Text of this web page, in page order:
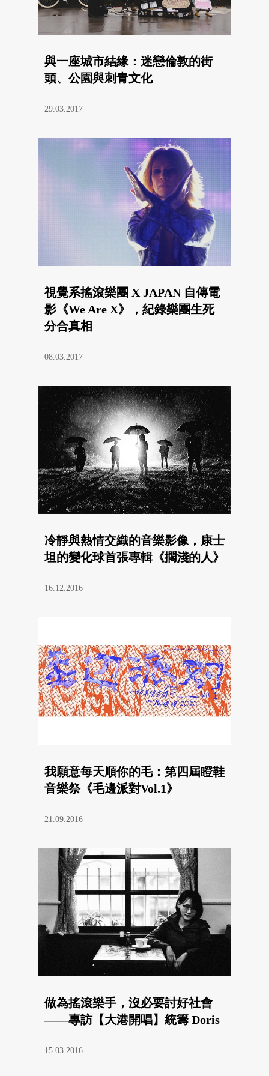
與一座城市結緣：迷戀倫敦的街
頭、公園與刺青文化
29.03.2017
視覺系搖滾樂團 X JAPAN 自傳電
影《We Are X》，紀錄樂團生死
分合真相
08.03.2017
冷靜與熱情交織的音樂影像，康士
坦的變化球首張專輯《擱淺的人》
16.12.2016
我願意每天順你的毛：第四屆瞪鞋
音樂祭《毛邊派對Vol.1》
21.09.2016
做為搖滾樂手，沒必要討好社會
——專訪【大港開唱】統籌 Doris
15.03.2016